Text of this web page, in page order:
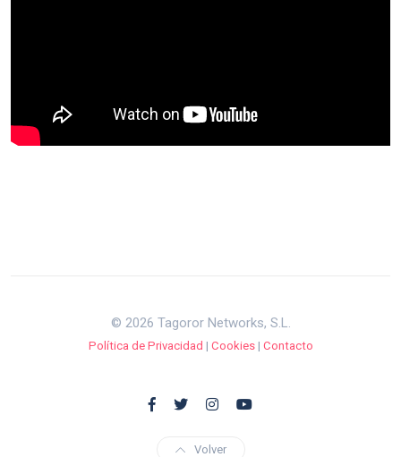
© 2026 Tagoror Networks, S.L.
Política de Privacidad | Cookies| Contacto
Volver